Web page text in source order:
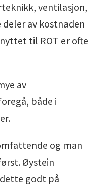
ventilasjon,
av kostnaden
til ROT er ofte
av
både i
og man
Øystein
godt på